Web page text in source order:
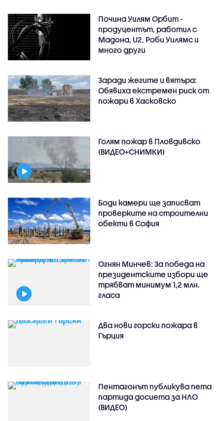
Почина Уилям Орбит -
продуцентът, работил с
Мадона, U2, Роби Уилямс и
много други
Заради жегите и вятъра:
Обявиха екстремен риск от
пожари в Хасковско
Голям пожар в Пловдивско
(ВИДЕО+СНИМКИ)
Боди камери ще записват
проверките на строителни
обекти в София
Огнян Минчев: За победа на
президентските избори ще
трябват минимум 1,2 млн.
гласа
Два нови горски пожара в
Гърция
Пентагонът публикува пета
партида досиета за НЛО
(ВИДЕО)